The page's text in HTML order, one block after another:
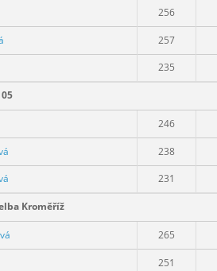
256
257
235
246
238
231
Kroměříž
265
251